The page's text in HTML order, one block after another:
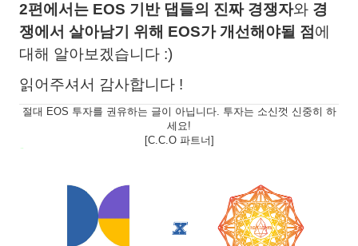
2편에서는 EOS 기반 댑들의 진짜 경쟁자와 경
쟁에서 살아남기 위해 EOS가 개선해야될 점 에
대해 알아보겠습니다 :)
읽어주셔서 감사합니다 !
절대 EOS 투자를 권유하는 글이 아닙니다. 투자는 소신껏 신중히 하
세요!
[C.C.O 파트너]